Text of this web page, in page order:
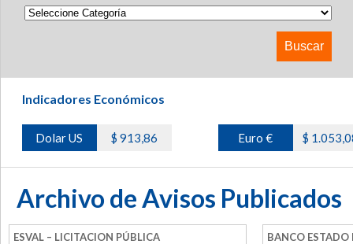
Indicadores Económicos
Dolar US $ 913,86 Euro € $
Archivo de Avisos Publicados
ESVAL – LICITACION PÚBLICA
BANCO ESTADO